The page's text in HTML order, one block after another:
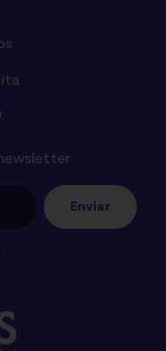
Enviar